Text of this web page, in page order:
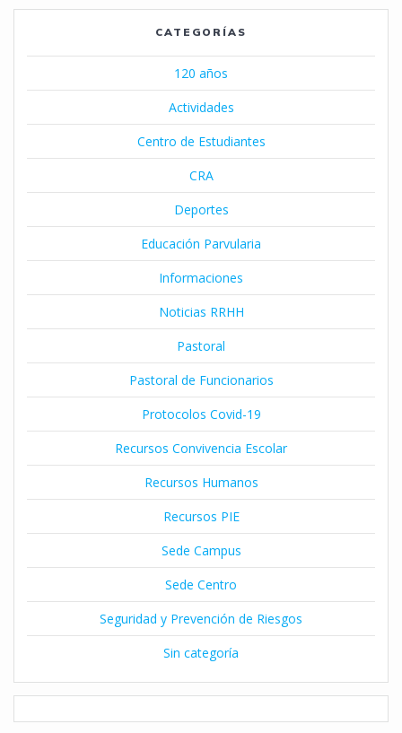
CATEGORÍAS
120 años
Actividades
Centro de Estudiantes
CRA
Deportes
Educación Parvularia
Informaciones
Noticias RRHH
Pastoral
Pastoral de Funcionarios
Protocolos Covid-19
Recursos Convivencia Escolar
Recursos Humanos
Recursos PIE
Sede Campus
Sede Centro
Seguridad y Prevención de Riesgos
Sin categoría